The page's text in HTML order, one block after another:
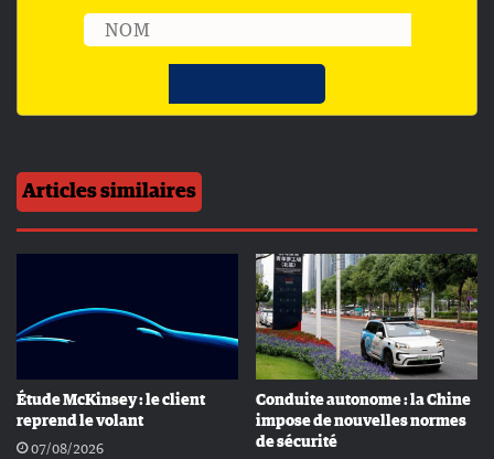
Articles similaires
Étude McKinsey : le client
reprend le volant
07/08/2026
Conduite autonome : la Chine
impose de nouvelles normes
de sécurité